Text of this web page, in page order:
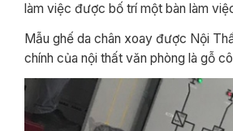
làm việc được bố trí một bàn làm
Mẫu ghế da chân xoay được Nội
chính của nội thất văn phòng là gỗ